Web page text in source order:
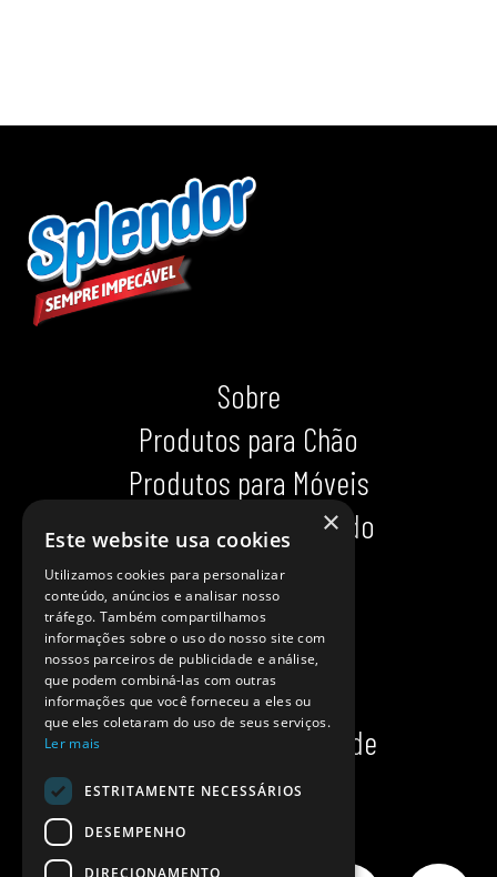
Sobre
Produtos para Chão
Produtos para Móveis
Produtos para Calçado
Indispensáveis
Dicas impecáveis
Ajuda
Onde comprar?
Política de privacidade
Política de cookies
×
Este website usa cookies
Utilizamos cookies para personalizar
conteúdo, anúncios e analisar nosso
tráfego. Também compartilhamos
informações sobre o uso do nosso site com
nossos parceiros de publicidade e análise,
que podem combiná-las com outras
informações que você forneceu a eles ou
que eles coletaram do uso de seus serviços.
Ler mais
ESTRITAMENTE NECESSÁRIOS
DESEMPENHO
DIRECIONAMENTO